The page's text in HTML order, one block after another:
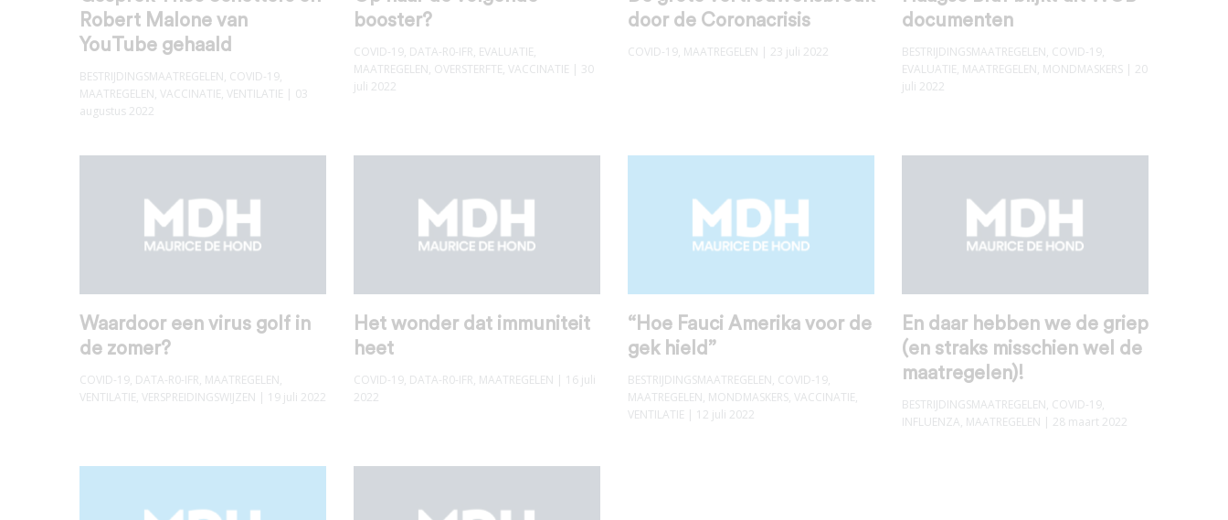
Robert Malone van
YouTube gehaald
BESTRIJDINGSMAATREGELEN, COVID-19,
MAATREGELEN, VACCINATIE, VENTILATIE | 03
augustus 2022
booster?
COVID-19, DATA-R0-IFR, EVALUATIE,
MAATREGELEN, OVERSTERFTE, VACCINATIE | 30
juli 2022
door de Coronacrisis
COVID-19, MAATREGELEN | 23 juli 2022
documenten
BESTRIJDINGSMAATREGELEN, COVID-19,
EVALUATIE, MAATREGELEN, MONDMASKERS | 20
juli 2022
Waardoor een virus golf in
de zomer?
COVID-19, DATA-R0-IFR, MAATREGELEN,
VENTILATIE, VERSPREIDINGSWIJZEN | 19 juli 2022
Het wonder dat immuniteit
heet
COVID-19, DATA-R0-IFR, MAATREGELEN | 16 juli
2022
“Hoe Fauci Amerika voor de
gek hield”
BESTRIJDINGSMAATREGELEN, COVID-19,
MAATREGELEN, MONDMASKERS, VACCINATIE,
VENTILATIE | 12 juli 2022
En daar hebben we de griep
(en straks misschien wel de
maatregelen)!
BESTRIJDINGSMAATREGELEN, COVID-19,
INFLUENZA, MAATREGELEN | 28 maart 2022